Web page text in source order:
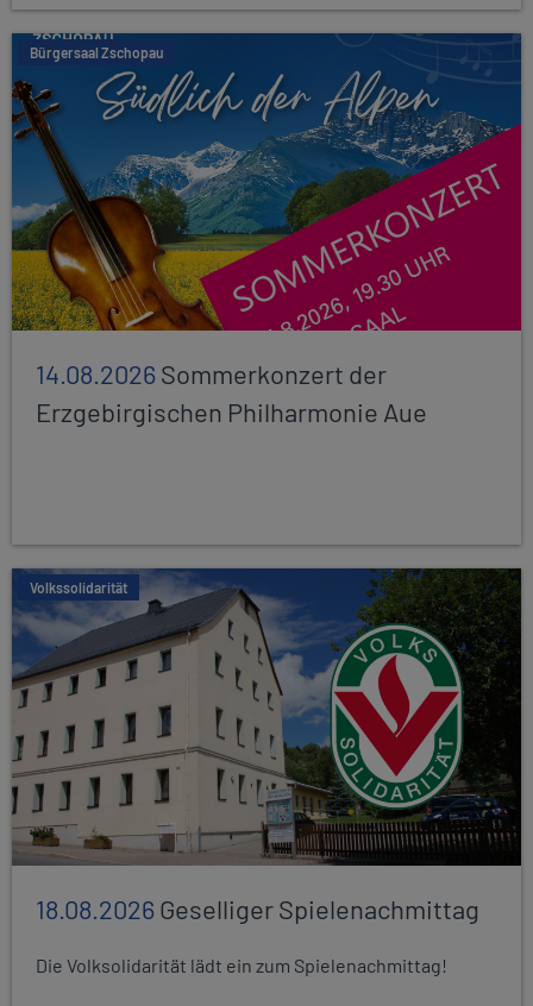
Bürgersaal Zschopau
14.08.2026Sommerkonzert der
Erzgebirgischen Philharmonie Aue
Volkssolidarität
18.08.2026Geselliger Spielenachmittag
Die Volksolidarität lädt ein zum Spielenachmittag!